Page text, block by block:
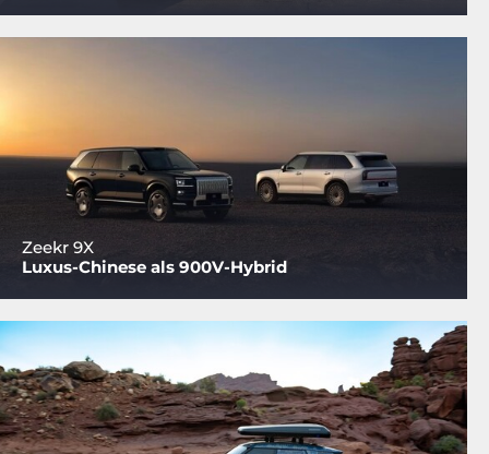
Zeekr 9X
Luxus-Chinese als 900V-Hybrid